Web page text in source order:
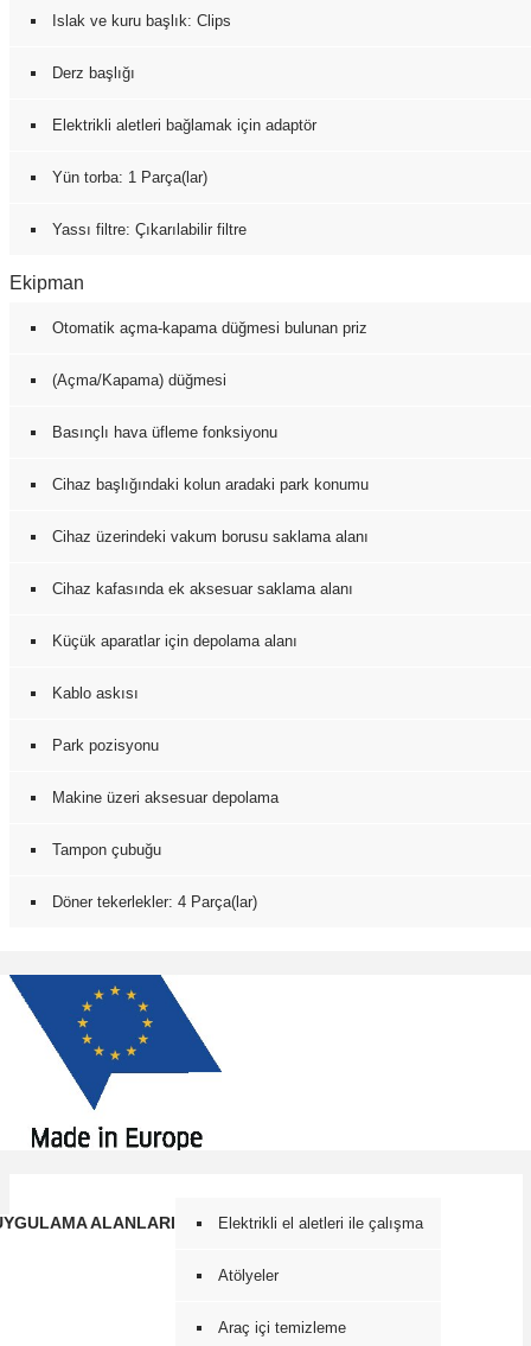
Islak ve kuru başlık: Clips
Derz başlığı
Elektrikli aletleri bağlamak için adaptör
Yün torba: 1 Parça(lar)
Yassı filtre: Çıkarılabilir filtre
Ekipman
Otomatik açma-kapama düğmesi bulunan priz
(Açma/Kapama) düğmesi
Basınçlı hava üfleme fonksiyonu
Cihaz başlığındaki kolun aradaki park konumu
Cihaz üzerindeki vakum borusu saklama alanı
Cihaz kafasında ek aksesuar saklama alanı
Küçük aparatlar için depolama alanı
Kablo askısı
Park pozisyonu
Makine üzeri aksesuar depolama
Tampon çubuğu
Döner tekerlekler: 4 Parça(lar)
ALANLARI Elektrikli el aletleri ile çalışma
Atölyeler
Araç içi temizleme